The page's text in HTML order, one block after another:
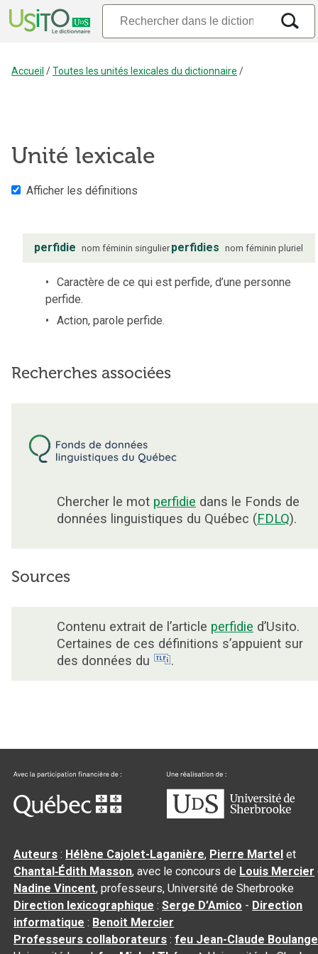
Accueil /Toutes les unités lexicales du dictionnaire /
Unité lexicale
Afficher les définitions
perfidie nom féminin singulier perfidies nom féminin pluriel
Caractère de ce qui est perfide, d’une personne
perfide.
Action, parole perfide.
Recherches associées
Chercher le mot perfidie dans le Fonds de
données linguistiques du Québec (FDLQ).
Sources
Contenu extrait de l’article perfidie d’Usito.
Certaines de ces définitions s’appuient sur
des données du
.
Auteurs : Hélène Cajolet-Laganière, Pierre Martel et
Chantal‑Édith Masson, avec le concours de Louis Mercier
Nadine Vincent, professeurs, Université de Sherbrooke
Direction lexicographique :Serge D’Amico - Direction
informatique : Benoit Mercier
Professeurs collaborateurs :feu Jean-Claude